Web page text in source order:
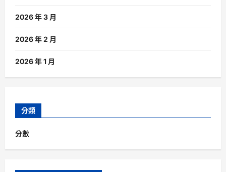
2026 年 3 月
2026 年 2 月
2026 年 1 月
分類
分數